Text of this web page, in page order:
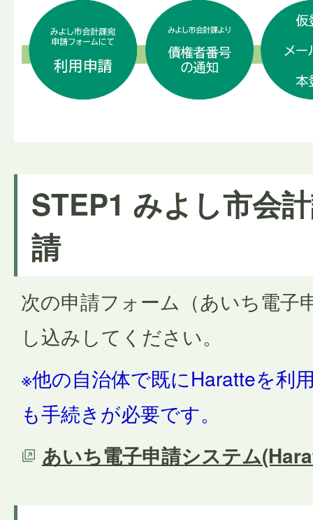
STEP1 みよし市会
請
次の申請フォーム（あいち電子
し込みしてください。
※他の自治体で既にHaratteを利
も手続きが必要です。
あいち電子申請システム